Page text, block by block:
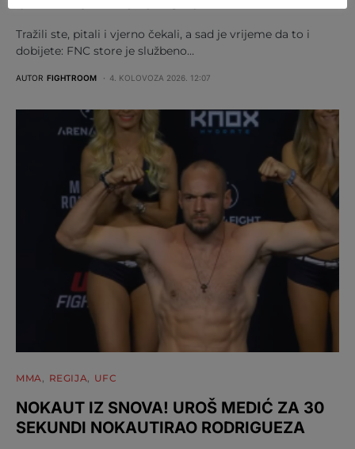
Tražili ste, pitali i vjerno čekali, a sad je vrijeme da to i
dobijete: FNC store je službeno…
AUTOR FIGHTROOM 4. KOLOVOZA 2026. 12:07
MMA REGIJA UFC
NOKAUT IZ SNOVA! UROŠ MEDIĆ ZA 30
SEKUNDI NOKAUTIRAO RODRIGUEZA